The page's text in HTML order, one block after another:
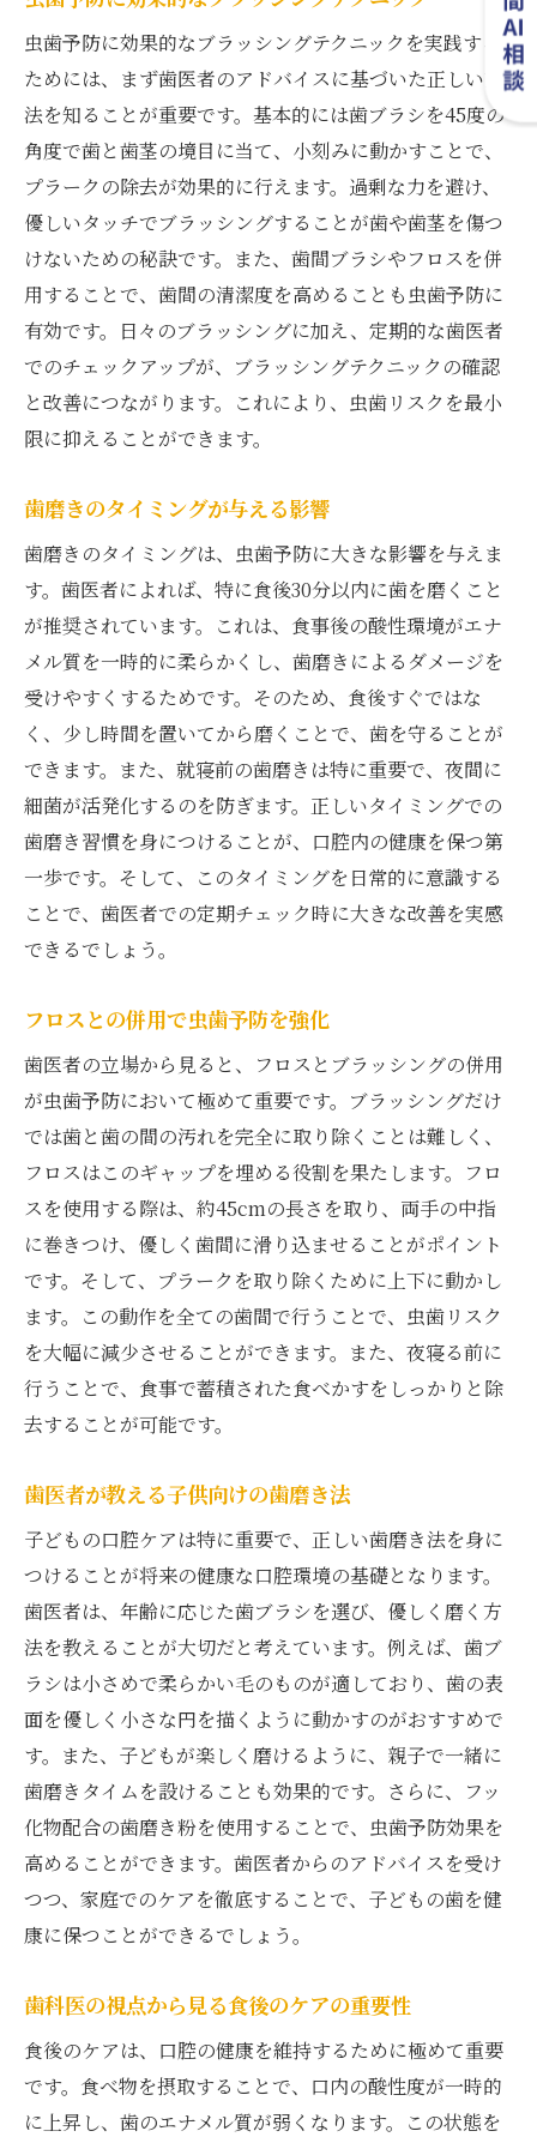
虫歯予防に効果的なブラッシングテクニックを実践する
ためには、まず歯医者のアドバイスに基づいた正しい方
法を知ることが重要です。基本的には歯ブラシを45度の
角度で歯と歯茎の境目に当て、小刻みに動かすことで、
プラークの除去が効果的に行えます。過剰な力を避け、
優しいタッチでブラッシングすることが歯や歯茎を傷つ
けないための秘訣です。また、歯間ブラシやフロスを併
用することで、歯間の清潔度を高めることも虫歯予防に
有効です。日々のブラッシングに加え、定期的な歯医者
でのチェックアップが、ブラッシングテクニックの確認
と改善につながります。これにより、虫歯リスクを最小
限に抑えることができます。
歯磨きのタイミングが与える影響
歯磨きのタイミングは、虫歯予防に大きな影響を与えま
す。歯医者によれば、特に食後30分以内に歯を磨くこと
が推奨されています。これは、食事後の酸性環境がエナ
メル質を一時的に柔らかくし、歯磨きによるダメージを
受けやすくするためです。そのため、食後すぐではな
く、少し時間を置いてから磨くことで、歯を守ることが
できます。また、就寝前の歯磨きは特に重要で、夜間に
細菌が活発化するのを防ぎます。正しいタイミングでの
歯磨き習慣を身につけることが、口腔内の健康を保つ第
一歩です。そして、このタイミングを日常的に意識する
ことで、歯医者での定期チェック時に大きな改善を実感
できるでしょう。
フロスとの併用で虫歯予防を強化
歯医者の立場から見ると、フロスとブラッシングの併用
が虫歯予防において極めて重要です。ブラッシングだけ
では歯と歯の間の汚れを完全に取り除くことは難しく、
フロスはこのギャップを埋める役割を果たします。フロ
スを使用する際は、約45cmの長さを取り、両手の中指
に巻きつけ、優しく歯間に滑り込ませることがポイント
です。そして、プラークを取り除くために上下に動かし
ます。この動作を全ての歯間で行うことで、虫歯リスク
を大幅に減少させることができます。また、夜寝る前に
行うことで、食事で蓄積された食べかすをしっかりと除
去することが可能です。
歯医者が教える子供向けの歯磨き法
子どもの口腔ケアは特に重要で、正しい歯磨き法を身に
つけることが将来の健康な口腔環境の基礎となります。
歯医者は、年齢に応じた歯ブラシを選び、優しく磨く方
法を教えることが大切だと考えています。例えば、歯ブ
ラシは小さめで柔らかい毛のものが適しており、歯の表
面を優しく小さな円を描くように動かすのがおすすめで
す。また、子どもが楽しく磨けるように、親子で一緒に
歯磨きタイムを設けることも効果的です。さらに、フッ
化物配合の歯磨き粉を使用することで、虫歯予防効果を
高めることができます。歯医者からのアドバイスを受け
つつ、家庭でのケアを徹底することで、子どもの歯を健
康に保つことができるでしょう。
歯科医の視点から見る食後のケアの重要性
食後のケアは、口腔の健康を維持するために極めて重要
です。食べ物を摂取することで、口内の酸性度が一時的
に上昇し、歯のエナメル質が弱くなります。この状態を